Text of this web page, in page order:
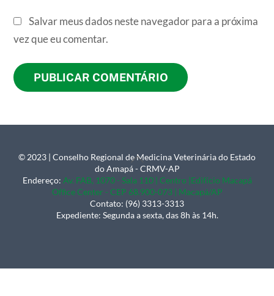
Salvar meus dados neste navegador para a próxima
vez que eu comentar.
Back
To
Top
© 2023 | Conselho Regional de Medicina Veterinária do Estado
do Amapá - CRMV-AP
Endereço: Av. FAB, 1070 - Sala 110 | Centro |Edifício Macapá
Office Center - CEP 68.900-073 | Macapá/AP
Contato: (96) 3313-3313
Expediente: Segunda a sexta, das 8h às 14h.